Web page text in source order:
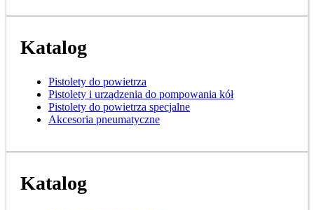
Katalog
Pistolety do powietrza
Pistolety i urządzenia do pompowania kół
Pistolety do powietrza specjalne
Akcesoria pneumatyczne
Katalog